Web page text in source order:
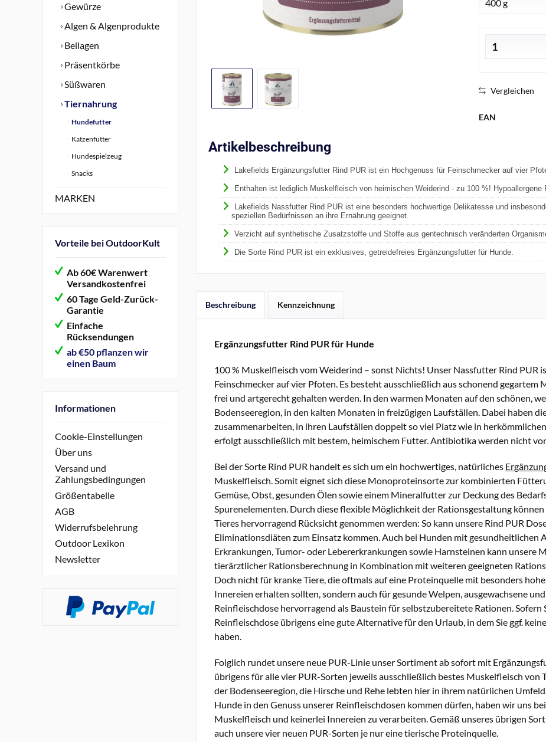
Gewürze
Algen & Algenprodukte
Beilagen
Präsentkörbe
Süßwaren
Tiernahrung
Hundefutter
Katzenfutter
Hundespielzeug
Snacks
MARKEN
Vorteile bei OutdoorKult
Ab 60€ Warenwert
Versandkostenfrei
60 Tage Geld-Zurück-
Garantie
Einfache
Rücksendungen
ab €50 pflanzen wir
einen Baum
Informationen
Cookie-Einstellungen
Über uns
Versand und
Zahlungsbedingungen
Größentabelle
AGB
Widerrufsbelehrung
Outdoor Lexikon
Newsletter
Vergleichen
EAN
Artikelbeschreibung
Lakefields Ergänzungsfutter Rind PUR ist ein Hochgenuss für Feinschmecker auf vier
Enthalten ist lediglich Muskelfleisch von heimischen Weiderind - zu 100 %! Hypoallergene
Lakefields Nassfutter Rind PUR ist eine besonders hochwertige Delikatesse und
speziellen Bedürfnissen an ihre Ernährung geeignet.
Verzicht auf synthetische Zusatzstoffe und Stoffe aus gentechnisch veränderten
Die Sorte Rind PUR ist ein exklusives, getreidefreies Ergänzungsfutter für Hunde.
Beschreibung Kennzeichnung
Ergänzungsfutter Rind PUR für Hunde
100 % Muskelfleisch vom Weiderind – sonst Nichts! Unser Nassfutter Rind PUR
Feinschmecker auf vier Pfoten. Es besteht ausschließlich aus schonend
frei und artgerecht gehalten werden. In den warmen Monaten auf den schönen,
Bodenseeregion, in den kalten Monaten in freizügigen Laufställen. Dabei haben
zusammenarbeiten, in ihren Laufställen doppelt so viel Platz wie in
erfolgt ausschließlich mit bestem, heimischem Futter. Antibiotika werden nicht
Bei der Sorte Rind PUR handelt es sich um ein hochwertiges, natürliches
Muskelfleisch. Somit eignet sich diese Monoproteinsorte zur kombinierten
Gemüse, Obst, gesunden Ölen sowie einem Mineralfutter zur Deckung des
Spurenelementen. Durch diese flexible Möglichkeit der Rationsgestaltung
Tieres hervorragend Rücksicht genommen werden: So kann unsere Rind PUR
Eliminationsdiäten zum Einsatz kommen. Auch bei Hunden mit
Erkrankungen, Tumor- oder Lebererkrankungen sowie Harnsteinen kann unsere
tierärztlicher Rationsberechnung in Kombination mit weiteren geeigneten
Doch nicht für kranke Tiere, die oftmals auf eine Proteinquelle mit besonders
Innereien erhalten sollten, sondern auch für gesunde Welpen, ausgewachsene
Reinfleischdose hervorragend als Baustein für selbstzubereitete Rationen. Sofern
Reinfleischdose übrigens eine gute Alternative für den Urlaub, in dem Sie ggf.
haben.
Folglich rundet unsere neue PUR-Linie unser Sortiment ab sofort mit
übrigens für alle vier PUR-Sorten jeweils ausschließlich bestes Muskelfleisch
der Bodenseeregion, die Hirsche und Rehe lebten hier in ihrem natürlichen
Hunde in den Genuss unserer Reinfleischdosen kommen dürfen, haben wir uns
Muskelfleisch und keinerlei Innereien zu verarbeiten. Gemäß unseres übrigen
auch unsere vier neuen PUR-Sorten je nur eine tierische Proteinquelle.